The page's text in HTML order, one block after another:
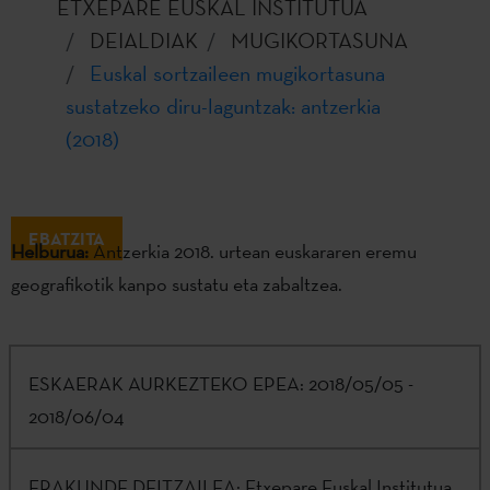
ETXEPARE EUSKAL INSTITUTUA
DEIALDIAK
MUGIKORTASUNA
Euskal sortzaileen mugikortasuna
sustatzeko diru-laguntzak: antzerkia
(2018)
EBATZITA
Helburua:Antzerkia 2018. urtean euskararen eremu
geografikotik kanpo sustatu eta zabaltzea.
ESKAERAK AURKEZTEKO EPEA: 2018/05/05 -
2018/06/04